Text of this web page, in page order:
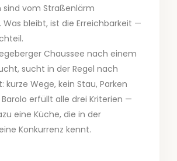
vom Straßenlärm
bleibt, ist die Erreichbarkeit —
Chaussee nach einem
sucht in der Regel nach
kurze Wege, kein Stau, Parken
erfüllt alle drei Kriterien —
eine Küche, die in der
Konkurrenz kennt.